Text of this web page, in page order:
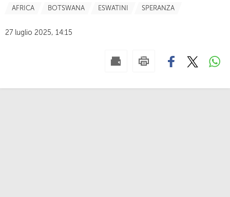
AFRICA BOTSWANA ESWATINI SPERANZA
27 luglio 2025, 14:15